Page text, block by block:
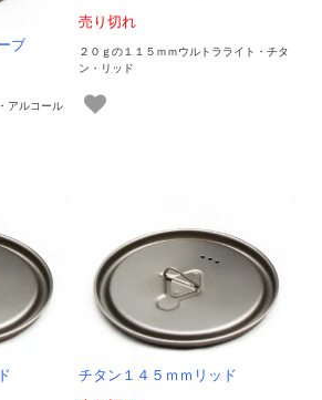
ブ
アルコール
売り切れ
２０ｇの１１５ｍｍウルトラライト・チタ
ン・リッド
チタン１４５ｍｍリッド